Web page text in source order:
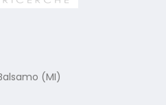
(MI)